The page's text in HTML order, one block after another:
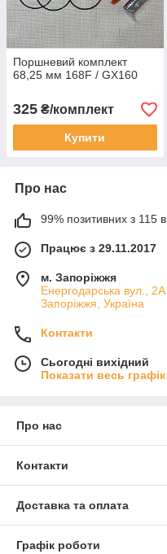
Поршневий комплект
68,25 мм 168F / GX160
325 ₴/комплект
Купити
Про нас
99% позитивних з 115
Працює з 29.11.2017
м. Запоріжжя
Енергодарська вул.,
Запоріжжя, Україна
Контакти
Сьогодні вихідний
Показати весь
Про нас
Контакти
Доставка та оплата
Графік роботи